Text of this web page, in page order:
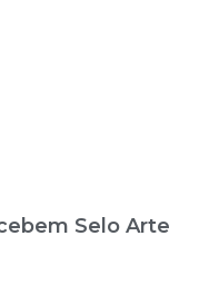
Selo Arte